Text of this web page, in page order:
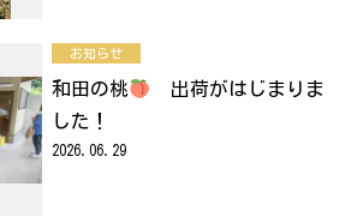
お知らせ
和田の桃
出荷がはじまりま
した！
2026.06.29